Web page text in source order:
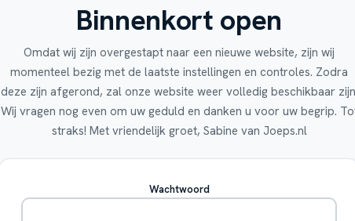
Binnenkort open
Omdat wij zijn overgestapt naar een nieuwe website, zijn wij
momenteel bezig met de laatste instellingen en controles. Zodra
deze zijn afgerond, zal onze website weer volledig beschikbaar
Wij vragen nog even om uw geduld en danken u voor uw begrip.
straks! Met vriendelijk groet, Sabine van Joeps.nl
Wachtwoord